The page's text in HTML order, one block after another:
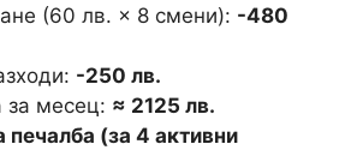
(60 лв. × 8 смени): -480
-250 лв.
за месец: ≈ 2125 лв.
печалба (за 4 активни